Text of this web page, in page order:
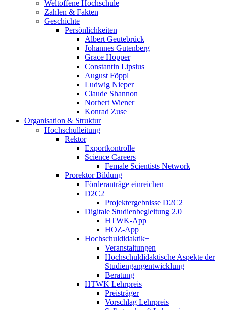
Weltoffene Hochschule
Zahlen & Fakten
Geschichte
Persönlichkeiten
Albert Geutebrück
Johannes Gutenberg
Grace Hopper
Constantin Lipsius
August Föppl
Ludwig Nieper
Claude Shannon
Norbert Wiener
Konrad Zuse
Organisation & Struktur
Hochschulleitung
Rektor
Exportkontrolle
Science Careers
Female Scientists Network
Prorektor Bildung
Förderanträge einreichen
D2C2
Projektergebnisse D2C2
Digitale Studienbegleitung 2.0
HTWK-App
HOZ-App
Hochschuldidaktik+
Veranstaltungen
Hochschuldidaktische Aspekte der
Studiengangentwicklung
Beratung
HTWK Lehrpreis
Preisträger
Vorschlag Lehrpreis